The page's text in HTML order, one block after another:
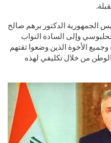
الجمهورية الدكتور برهم صالح
وإلى السادة النواب
وجميع الأخوة الذين وضعوا ثقتهم
من خلال تكليفي لهذه